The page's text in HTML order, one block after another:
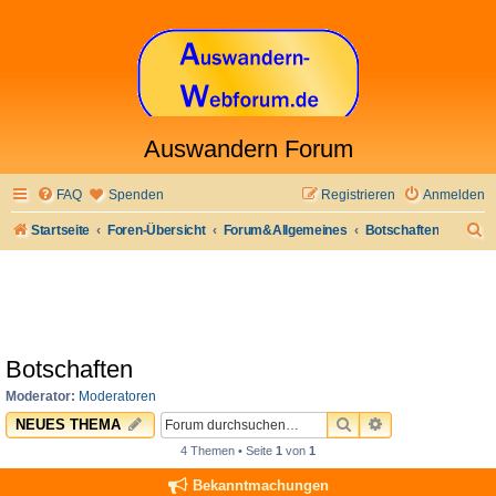
Auswandern Forum
FAQ Spenden Anmelden
Registrieren
Startseite Foren-Übersicht Forum&Allgemeines Botschaften
Botschaften
Moderator: Moderatoren
NEUES THEMA SUCHEERWEITERTE
4 Themen • Seite 1 von 1
Bekanntmachungen